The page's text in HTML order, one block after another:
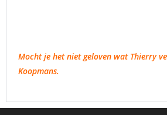
Mocht je het niet geloven wat Thierry
Koopmans.